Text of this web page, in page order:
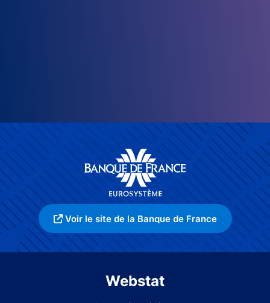
Voir le site de la Banque de France
Webstat